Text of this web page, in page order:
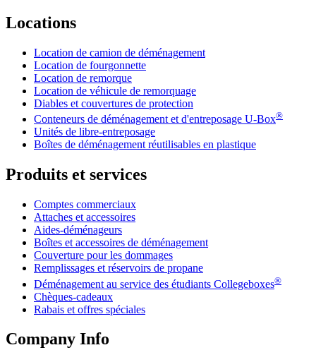
Locations
Location de camion de déménagement
Location de fourgonnette
Location de remorque
Location de véhicule de remorquage
Diables et couvertures de protection
Conteneurs de déménagement et d'entreposage U-Box®
Unités de libre-entreposage
Boîtes de déménagement réutilisables en plastique
Produits et services
Comptes commerciaux
Attaches et accessoires
Aides-déménageurs
Boîtes et accessoires de déménagement
Couverture pour les dommages
Remplissages et réservoirs de propane
Déménagement au service des étudiants Collegeboxes®
Chèques-cadeaux
Rabais et offres spéciales
Company Info